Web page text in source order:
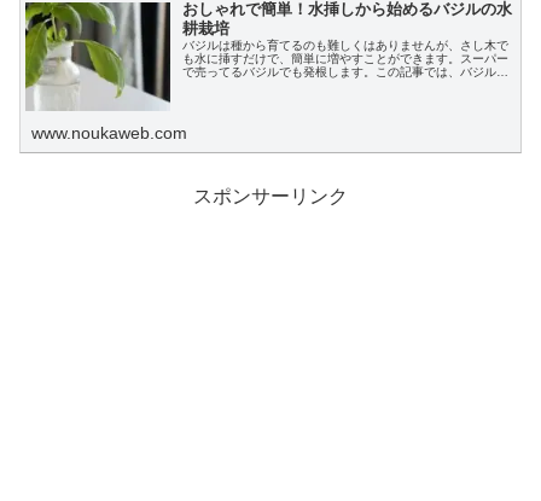
おしゃれで簡単！水挿しから始めるバジルの水
耕栽培
バジルは種から育てるのも難しくはありませんが、さし木で
も水に挿すだけで、簡単に増やすことができます。スーパー
で売ってるバジルでも発根します。この記事では、バジルの
www.noukaweb.com
スポンサーリンク